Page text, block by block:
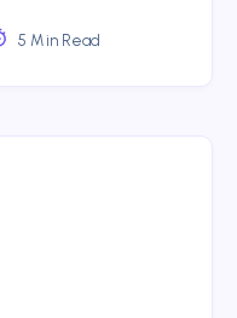
5 Min Read